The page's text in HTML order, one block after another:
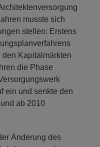
musste sich
stellen: Erstens
Kapitalmärkten
die Phase
ein und senkte den
ab 2010
Änderung des